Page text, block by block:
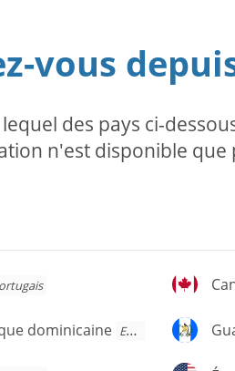
vous
des pays ci-
n'est disponible que
dominicaine Espagnol